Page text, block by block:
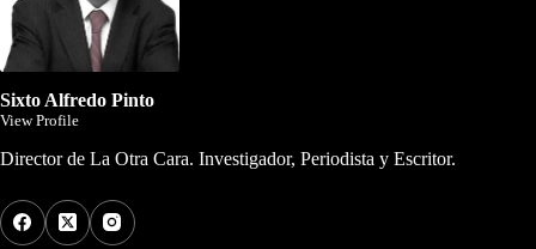
Sixto Alfredo Pinto
View Profile
Director de La Otra Cara. Investigador, Periodista y Escritor.